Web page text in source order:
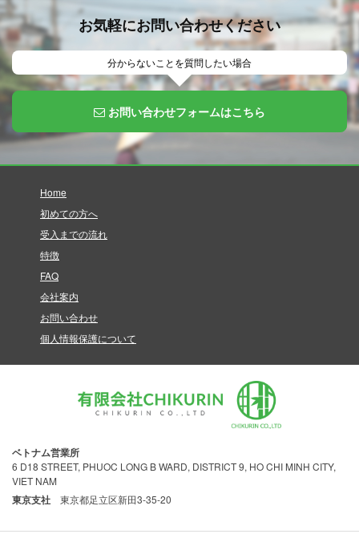
お気軽にお問い合わせください
分からないことを質問したい場合
お問い合わせフォームはこちら
Home
初めての方へ
受入までの流れ
特徴
FAQ
会社案内
お問い合わせ
個人情報保護について
ベトナム営業所
6 D18 STREET, PHUOC LONG B WARD, DISTRICT 9, HO CHI MINH CITY,
VIET NAM
東京支社 東京都足立区新田3-35-20